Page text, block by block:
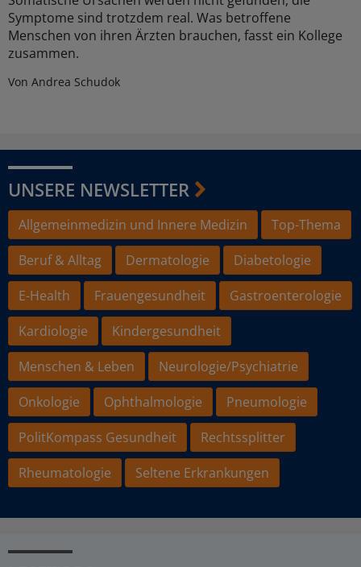
Symptome sind trotzdem real. Was betroffene
Menschen von ihren Ärzten brauchen, fasst ein Kollege
zusammen.
Von Andrea Schudok
UNSERE NEWSLETTER
Allgemeinmedizin und Innere Medizin
Top-Thema
Beruf & Alltag
Dermatologie
Diabetologie
E-Health
Frauengesundheit
Gastroenterologie
Kardiologie
Kindergesundheit
Menschen & Leben
Neurologie/Psychiatrie
Onkologie
Ophthalmologie
Pneumologie
PolitKompass Gesundheit
Rechtssplitter
Rheumatologie
Seltene Erkrankungen